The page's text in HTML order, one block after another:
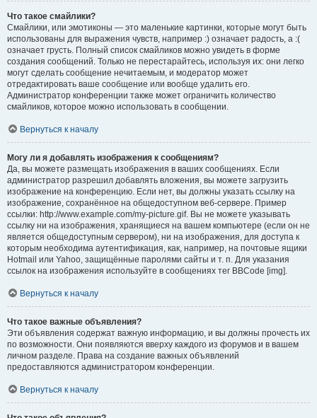
Что такое смайлики?
Смайлики, или эмотиконы — это маленькие картинки, которые могут быть
использованы для выражения чувств, например :) означает радость, а :(
означает грусть. Полный список смайликов можно увидеть в форме
создания сообщений. Только не перестарайтесь, используя их: они легко
могут сделать сообщение нечитаемым, и модератор может
отредактировать ваше сообщение или вообще удалить его.
Администратор конференции также может ограничить количество
смайликов, которое можно использовать в сообщении.
Вернуться к началу
Могу ли я добавлять изображения к сообщениям?
Да, вы можете размещать изображения в ваших сообщениях. Если
администратор разрешил добавлять вложения, вы можете загрузить
изображение на конференцию. Если нет, вы должны указать ссылку на
изображение, сохранённое на общедоступном веб-сервере. Пример
ссылки: http://www.example.com/my-picture.gif. Вы не можете указывать
ссылку ни на изображения, хранящиеся на вашем компьютере (если он не
является общедоступным сервером), ни на изображения, для доступа к
которым необходима аутентификация, как, например, на почтовые ящики
Hotmail или Yahoo, защищённые паролями сайты и т. п. Для указания
ссылок на изображения используйте в сообщениях тег BBCode [img].
Вернуться к началу
Что такое важные объявления?
Эти объявления содержат важную информацию, и вы должны прочесть их
по возможности. Они появляются вверху каждого из форумов и в вашем
личном разделе. Права на создание важных объявлений
предоставляются администратором конференции.
Вернуться к началу